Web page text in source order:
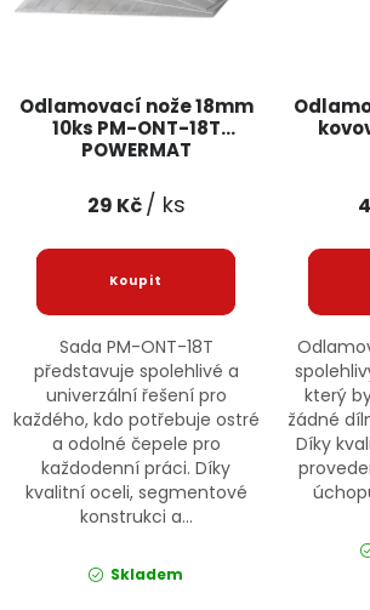
Odlamovací nože 18mm
10ks PM-ONT-18T
POWERMAT
29 Kč/ ks
Sada PM-ONT-18T
představuje spolehlivé a
univerzální řešení pro
každého, kdo potřebuje ostré
a odolné čepele pro
každodenní práci. Díky
kvalitní oceli, segmentové
konstrukci a...
Skladem
který
žádné
Díky